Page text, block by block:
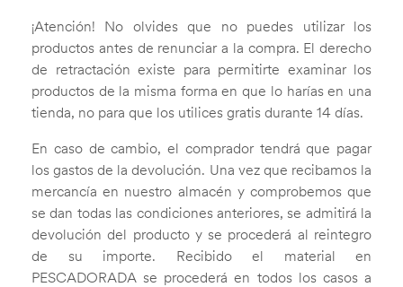
¡Atención! No olvides que no puedes utilizar los
productos antes de renunciar a la compra. El derecho
de retractación existe para permitirte examinar los
productos de la misma forma en que lo harías en una
tienda, no para que los utilices gratis durante 14 días.
En caso de cambio, el comprador tendrá que pagar
los gastos de la devolución. Una vez que recibamos la
mercancía en nuestro almacén y comprobemos que
se dan todas las condiciones anteriores, se admitirá la
devolución del producto y se procederá al reintegro
de su importe. Recibido el material en
PESCADORADA se procederá en todos los casos a